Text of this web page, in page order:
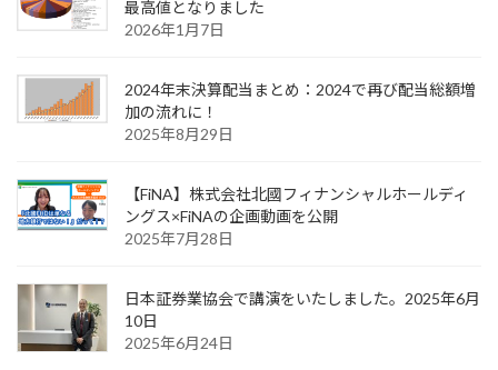
最高値となりました
2026年1月7日
2024年末決算配当まとめ：2024で再び配当総額増
加の流れに！
2025年8月29日
【FiNA】株式会社北國フィナンシャルホールディ
ングス×FiNAの企画動画を公開
2025年7月28日
日本証券業協会で講演をいたしました。2025年6月
10日
2025年6月24日